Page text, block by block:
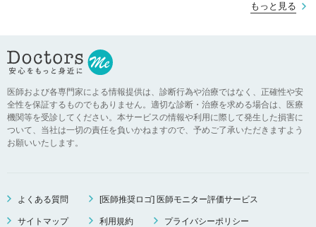
もっと見る
医師および各専門家による情報提供は、診断行為や治療ではなく、正確性や安
全性を保証するものでもありません。適切な診断・治療を求める場合は、医療
機関等を受診してください。本サービスの情報や利用に際して発生した損害に
ついて、当社は一切の責任を負いかねますので、予めご了承いただきますよう
お願いいたします。
よくある質問 [医師推奨ロゴ] 医師モニター評価サービス
サイトマップ 利用規約 プライバシーポリシー